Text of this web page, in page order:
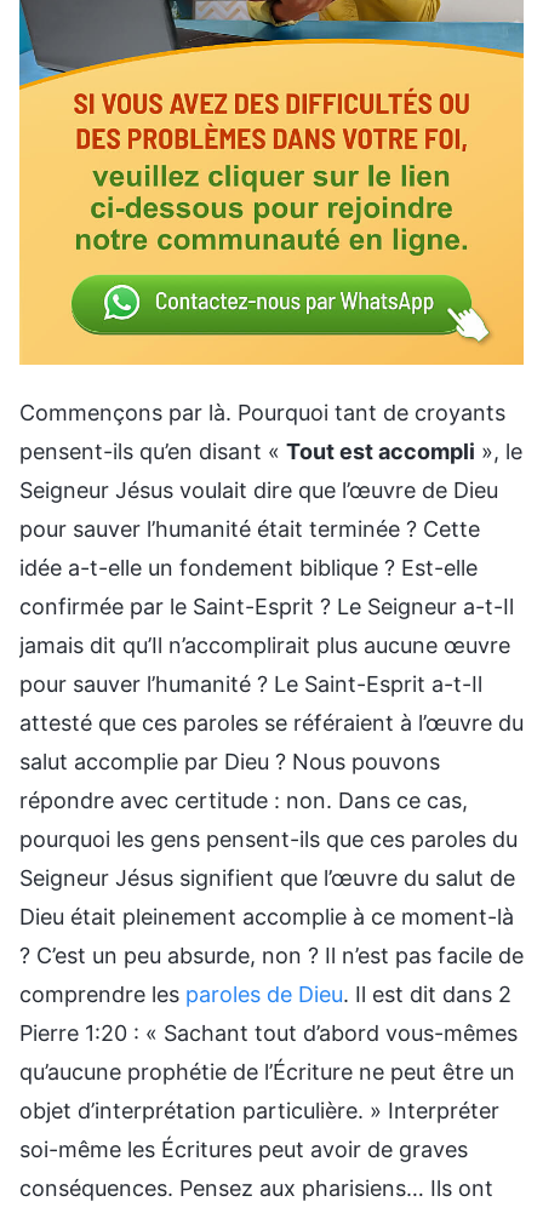
Commençons par là. Pourquoi tant de croyants
pensent-ils qu’en disant « Tout est accompli », le
Seigneur Jésus voulait dire que l’œuvre de Dieu
pour sauver l’humanité était terminée ? Cette
idée a-t-elle un fondement biblique ? Est-elle
confirmée par le Saint-Esprit ? Le Seigneur a-t-Il
jamais dit qu’Il n’accomplirait plus aucune œuvre
pour sauver l’humanité ? Le Saint-Esprit a-t-Il
attesté que ces paroles se référaient à l’œuvre du
salut accomplie par Dieu ? Nous pouvons
répondre avec certitude : non. Dans ce cas,
pourquoi les gens pensent-ils que ces paroles du
Seigneur Jésus signifient que l’œuvre du salut de
Dieu était pleinement accomplie à ce moment-là
? C’est un peu absurde, non ? Il n’est pas facile de
comprendre les paroles de Dieu. Il est dit dans 2
Pierre 1:20 : « Sachant tout d’abord vous-mêmes
qu’aucune prophétie de l’Écriture ne peut être un
objet d’interprétation particulière. » Interpréter
soi-même les Écritures peut avoir de graves
conséquences. Pensez aux pharisiens… Ils ont